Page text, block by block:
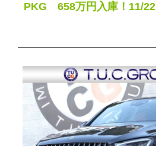
注文販売
会社概要
スタッフブログ
ホーム
PKG 658万円入庫！11/22